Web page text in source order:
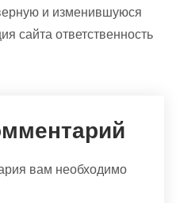
и изменившуюся
сайта ответственность
вам необходимо